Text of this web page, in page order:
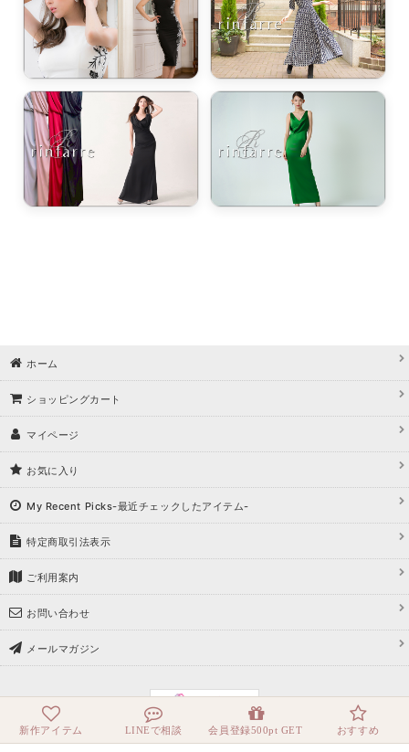
新作アイテム LINEで相談 会員登録500pt GET おすすめ
ホーム
ショッピングカート
マイページ
お気に入り
My Recent Picks-最近チェックしたアイテム-
特定商取引法表示
ご利用案内
お問い合わせ
メールマガジン